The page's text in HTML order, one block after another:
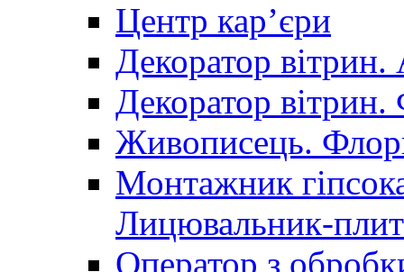
Центр кар’єри
Декоратор вітрин.
Декоратор вітрин.
Живописець.
Монтажник
Лицювальник-
Оператор з